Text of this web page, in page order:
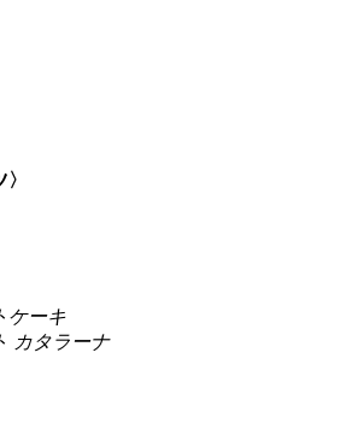
ケーキ
カタラーナ